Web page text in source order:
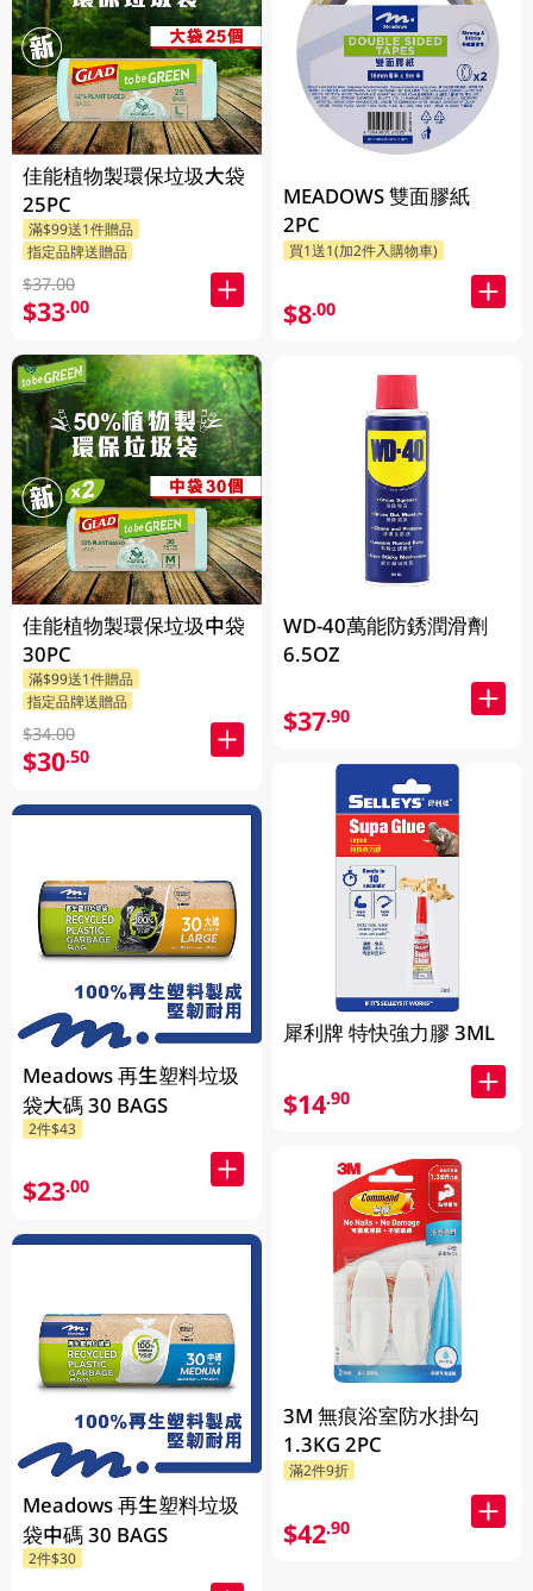
佳能植物製環保垃圾大袋
25PC
滿$99送1件贈品
指定品牌送贈品
$37.00
$33.00
佳能植物製環保垃圾中袋
30PC
滿$99送1件贈品
指定品牌送贈品
$34.00
$30.50
Meadows 再生塑料垃圾
袋大碼 30 BAGS
2件$43
$23.00
Meadows 再生塑料垃圾
袋中碼 30 BAGS
2件$30
MEADOWS 雙面膠紙
2PC
買1送1(加2件入購物車)
$8.00
WD-40萬能防銹潤滑劑
6.5OZ
$37.90
犀利牌 特快強力膠 3ML
$14.90
3M 無痕浴室防水掛勾
1.3KG 2PC
滿2件9折
$42.90